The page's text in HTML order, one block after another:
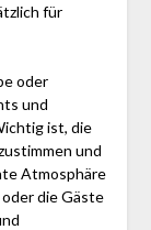
für
oder
und
ist, die
und
Atmosphäre
die Gäste